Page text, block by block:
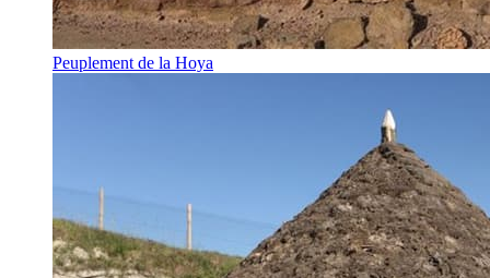
Peuplement de la Hoya